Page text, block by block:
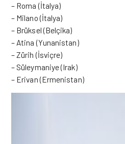
– Roma (İtalya)
– Milano (İtalya)
– Brüksel (Belçika)
– Atina (Yunanistan)
– Zürih (İsviçre)
– Süleymaniye (Irak)
– Erivan (Ermenistan)